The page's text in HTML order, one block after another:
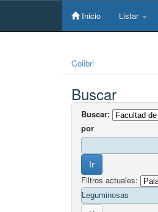
Skip
Inicio Listar
Colibri
Buscar
Buscar:
por
Filtros actuales: